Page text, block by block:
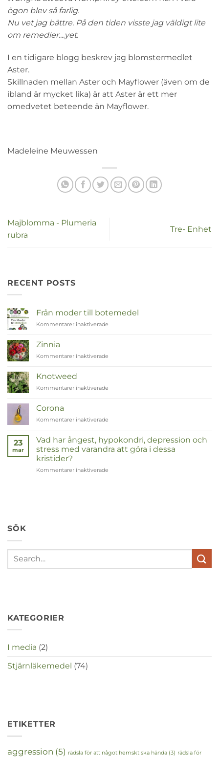
ögon blev så farlig.
Nu vet jag bättre. På den tiden visste jag väldigt lite
om remedier....yet.
I en tidigare blogg beskrev jag blomstermedlet
Aster.
Skillnaden mellan Aster och Mayflower (även om de
ibland är mycket lika) är att Aster är ett mer
omedvetet beteende än Mayflower.
Madeleine Meuwessen
Majblomma - Plumeria
rubra
Tre- Enhet
RECENT POSTS
Från moder till botemedel
Kommentarer inaktiverade
Zinnia
Kommentarer inaktiverade
Knotweed
Kommentarer inaktiverade
Corona
Kommentarer inaktiverade
23
mar
Vad har ångest, hypokondri, depression och
stress med varandra att göra i dessa
kristider?
Kommentarer inaktiverade
in
SÖK
KATEGORIER
I media (2)
Stjärnläkemedel (74)
ETIKETTER
aggression (5) rädsla för att något hemskt ska hända (3) rädsla för